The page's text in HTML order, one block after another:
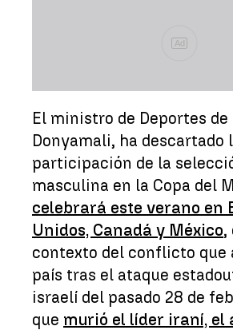
Ad
El ministro de Deportes
Donyamali, ha descartado
participación de la
masculina en la Copa del
celebrará este verano en
Unidos, Canadá y México,
contexto del conflicto que
país tras el ataque
israelí del pasado 28 de
que murió el líder iraní, el